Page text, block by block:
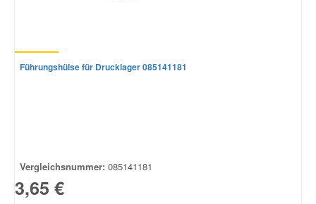
Führungshülse für Drucklager 085141181
Vergleichsnummer: 085141181
3,65 €